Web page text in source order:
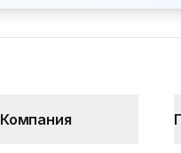
Компания